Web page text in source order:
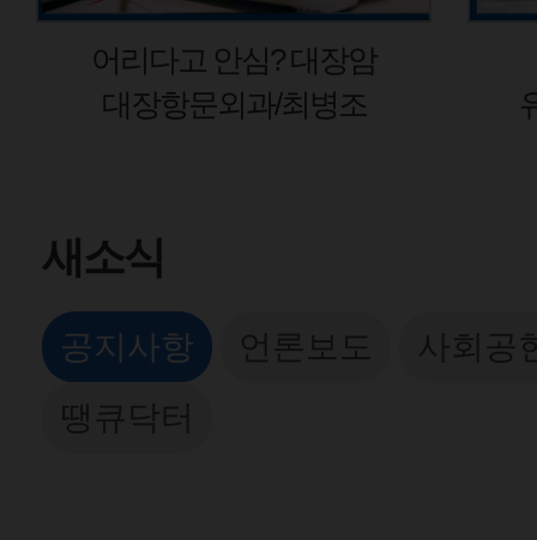
다고 안심? 대장암
장항문외과/최병조
유방갑상
새소식
공지사항